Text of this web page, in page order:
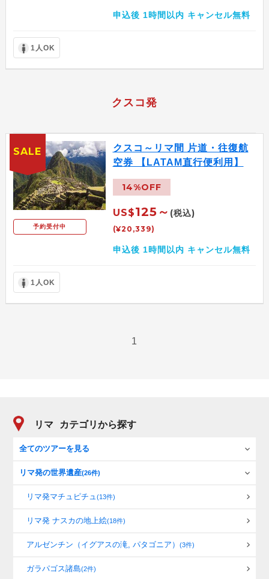
申込後 1時間以内 キャンセル無料
1人OK
クスコ発
予約受付中
クスコ～リマ間 片道・往復航
空券 【LATAM直行便利用】
14%OFF
US$125～ (税込)
(¥20,339)
申込後 1時間以内 キャンセル無料
1人OK
SALE
1
リマ カテゴリから探す
全てのツアーを見る
リマ発の世界遺産(26件)
リマ発マチュピチュ(13件)
リマ発 ナスカの地上絵(18件)
アルゼンチン（イグアスの滝, パタゴニア）(3件)
ガラパゴス諸島(2件)